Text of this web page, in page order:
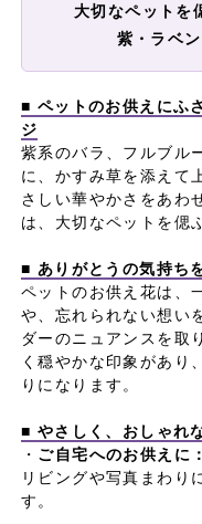
大切なペットを
紫・ラベ
■ ペットのお供えにふ
ジ
紫系のバラ、フルブル
に、かすみ草を添えて
さしい華やかさをあわ
は、大切なペットを偲
■ ありがとうの気持ち
ペットのお供え花は、
や、忘れられない想い
ダーのニュアンスを取
く穏やかな印象があり
りになります。
■ やさしく、おしゃれ
・ ご自宅へのお供えに
リビングや写真まわり
す。